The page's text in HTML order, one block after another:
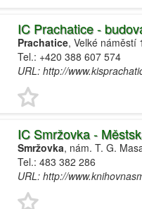
IC Prachatice -
Prachatice, Velké náměstí 1
Tel.: +420 388 607 574
URL: http://
IC Smržovka -
Smržovka, nám. T. G.
Tel.: 483 382 286
URL: http://